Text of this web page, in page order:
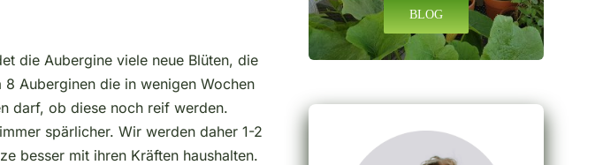
die Aubergine viele neue Blüten, die
Auberginen die in wenigen Wochen
darf, ob diese noch reif werden.
spärlicher. Wir werden daher 1-2
besser mit ihren Kräften haushalten.
BLOG